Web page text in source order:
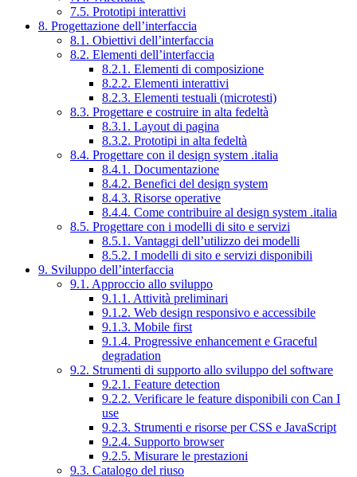
7.5. Prototipi interattivi
8. Progettazione dell’interfaccia
8.1. Obiettivi dell’interfaccia
8.2. Elementi dell’interfaccia
8.2.1. Elementi di composizione
8.2.2. Elementi interattivi
8.2.3. Elementi testuali (microtesti)
8.3. Progettare e costruire in alta fedeltà
8.3.1. Layout di pagina
8.3.2. Prototipi in alta fedeltà
8.4. Progettare con il design system .italia
8.4.1. Documentazione
8.4.2. Benefici del design system
8.4.3. Risorse operative
8.4.4. Come contribuire al design system .italia
8.5. Progettare con i modelli di sito e servizi
8.5.1. Vantaggi dell’utilizzo dei modelli
8.5.2. I modelli di sito e servizi disponibili
9. Sviluppo dell’interfaccia
9.1. Approccio allo sviluppo
9.1.1. Attività preliminari
9.1.2. Web design responsivo e accessibile
9.1.3. Mobile first
9.1.4. Progressive enhancement e Graceful
degradation
9.2. Strumenti di supporto allo sviluppo del software
9.2.1. Feature detection
9.2.2. Verificare le feature disponibili con Can I
use
9.2.3. Strumenti e risorse per CSS e JavaScript
9.2.4. Supporto browser
9.2.5. Misurare le prestazioni
9.3. Catalogo del riuso